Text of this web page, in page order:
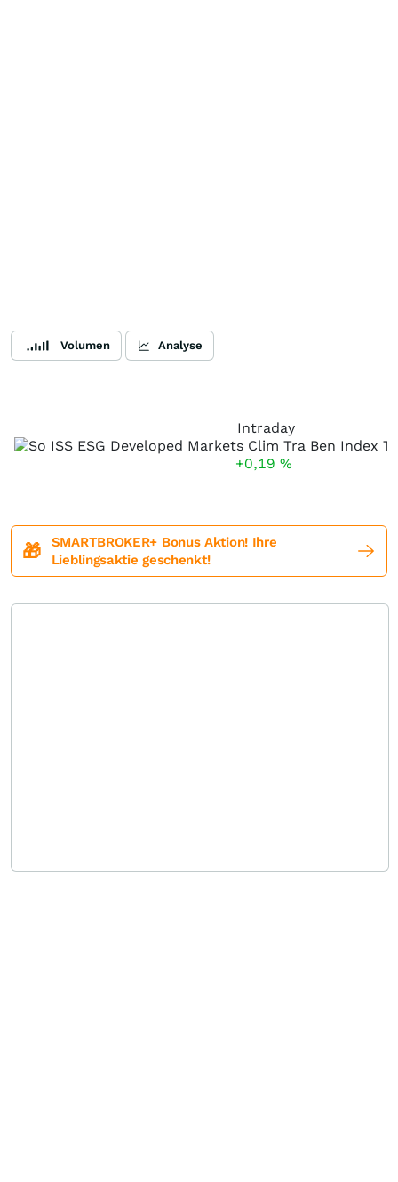
Volumen Analyse
Intraday
+0,19 %
🎁
SMARTBROKER+ Bonus Aktion! Ihre
Lieblingsaktie geschenkt!